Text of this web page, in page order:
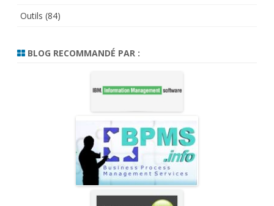
Outils (84)
BLOG RECOMMANDÉ PAR :